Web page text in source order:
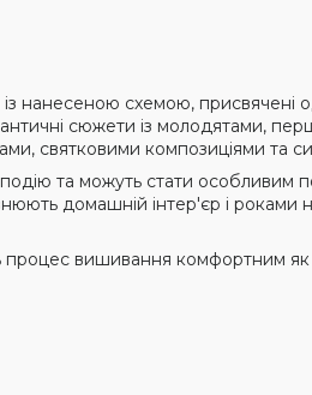
нанесеною схемою, присвячені
сюжети із молодятами,
святковими композиціями та
подію та можуть стати особливим
домашній інтер'єр і роками
вишивання комфортним як